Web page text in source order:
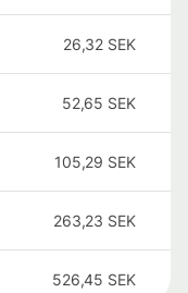
26,32 SEK
52,65 SEK
105,29 SEK
263,23 SEK
526,45 SEK